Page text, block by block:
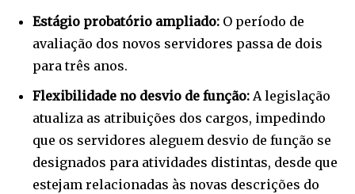
Estágio probatório ampliado: O período de
avaliação dos novos servidores passa de dois
para três anos.
Flexibilidade no desvio de função: A legislação
atualiza as atribuições dos cargos, impedindo
que os servidores aleguem desvio de função se
designados para atividades distintas, desde que
estejam relacionadas às novas descrições do